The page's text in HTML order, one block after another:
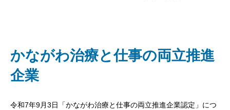
かながわ治療と仕事の両立推進
企業
令和7年9月3日「かながわ治療と仕事の両立推進企業認定」につ